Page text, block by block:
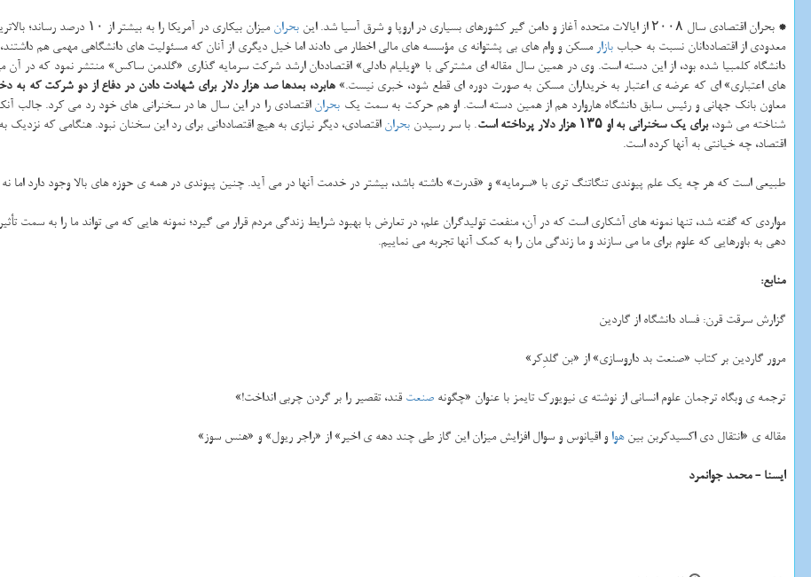
* بحران اقتصادی سال ۲۰۰۸ از ایالات متحده آغاز و دامن گیر كشورهای بسیاری در اروپا و شرق آسیا شد. این بحرانمیزان بیكاری در آمریكا را به بیشتر از ۱۰ درصد رساند؛ بالاترین میزان بیكاری آمریكا در سی سال اخیر. در سال های منتهی به این
معدودی از اقتصاددانان نسبت به حباب بازار
دانشگاه كلمبیا شده بود، از این دسته است. وی در همین سال مقاله ای مشتركی با «ویلیام دادلی» اقتصاددان ارشد شركت سرمایه گذاری «گلدمن ساكس» منتشر نمود كه در آن
های اعتباری» ای كه عرضه ی اعتبار به خریداران مسكن به صورت دوره ای قطع شود، خبری نیست.»هابرد، بعدها صد هزار دلار برای شهادت دادن در دفاع از دو شركت كه به
معاون بانك جهانی و رئیس سابق دانشگاه هاروارد هم از همین دسته است. او هم حركت به سمت یك بحراناقتصادی را در این سال ها در سخنرانی های خود رد می كرد. جالب
شناخته می شود،برای یك سخنرانی به او ۱۳۵ هزار دلار پرداخته است . با سر رسیدن بحران
اقتصاد، چه خیانتی به آنها كرده است.
طبیعی است كه هر چه یك علم پیوندی تنگاتنگ تری با «سرمایه» و «قدرت» داشته باشد، بیشتر در خدمت آنها در می آید. چنین پیوندی در همه ی حوزه های بالا وجود دارد اما نه
مواردی كه گفته شد، تنها نمونه های آشكاری است كه در آن، منفعت تولیدگران علم، در تعارض با بهبود شرایط زندگی مردم قرار می گیرد؛ نمونه هایی كه می تواند ما را به سمت
دهی به باورهایی كه علوم برای ما می سازند و ما زندگی مان را به كمك آنها تجربه می نماییم.
منابع:
گزارش سرقت قرن: فساد دانشگاه از گاردین
مرور گاردین بر كتاب «صنعت بد داروسازی» از «بن گلدِكر»
ترجمه ی وبگاه ترجمان علوم انسانی از نوشته ی نیویورك تایمز با عنوان «چگونه صنعت قند، تقصیر را بر گردن چربی انداخت!»
مقاله ی «انتقال دی اكسیدكربن بینهواو اقیانوس و سوال افزایش میزان این گاز طی چند دهه ی اخیر» از «راجر ریول» و «هنس سوز»
ایسنا - محمد جوانمرد